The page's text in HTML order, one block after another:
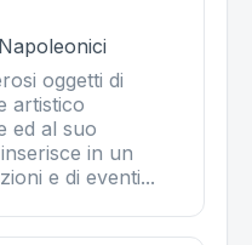
oggetti di
artistico
ed al suo
in un
e di eventi...